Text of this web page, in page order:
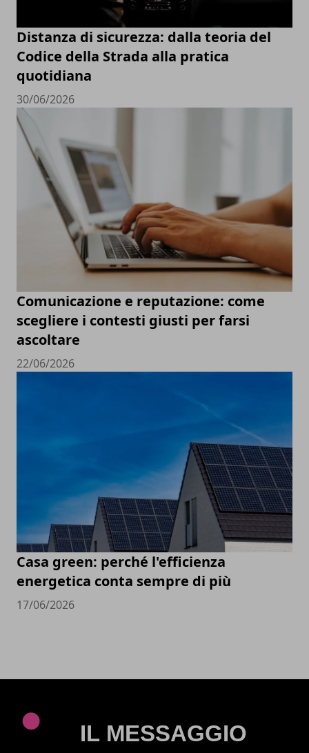
Distanza di sicurezza: dalla teoria del
Codice della Strada alla pratica
quotidiana
30/06/2026
Comunicazione e reputazione: come
scegliere i contesti giusti per farsi
ascoltare
22/06/2026
Casa green: perché l'efficienza
energetica conta sempre di più
17/06/2026